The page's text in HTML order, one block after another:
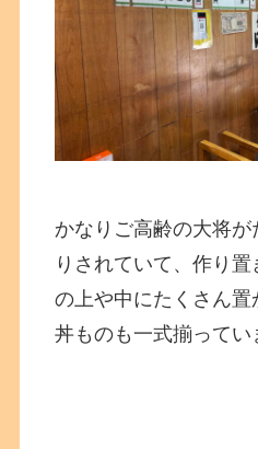
かなりご高齢の大将
りされていて、作り
の上や中にたくさん置
丼ものも一式揃ってい